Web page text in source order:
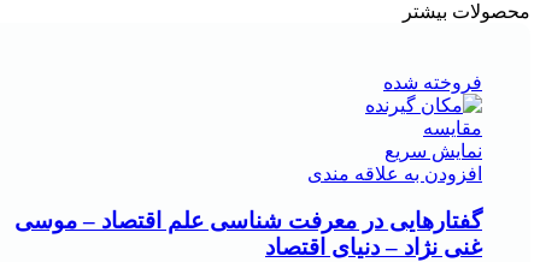
محصولات بیشتر
فروخته شده
مقايسه
نمایش سریع
افزودن به علاقه مندی
گفتارهایی در معرفت شناسی علم اقتصاد – موسی
غنی نژاد – دنیای اقتصاد